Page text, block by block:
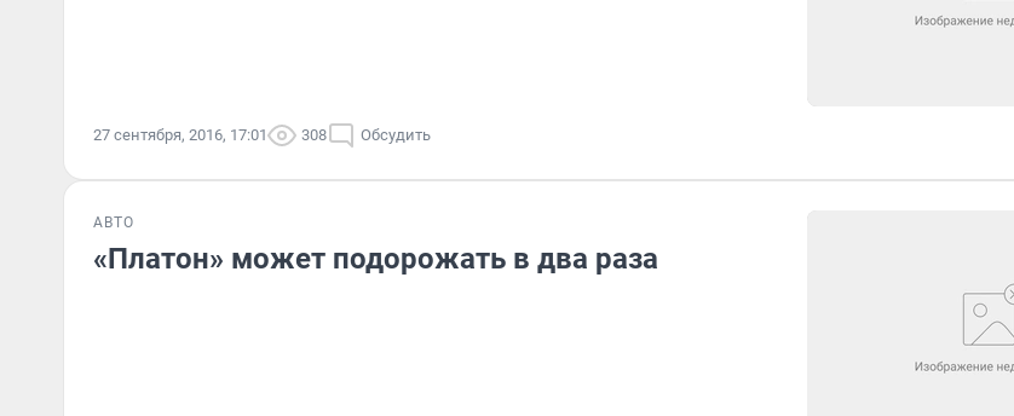
27 сентября, 2016, 17:01 308 Обсудить
АВТО
«Платон» может подорожать в два раза